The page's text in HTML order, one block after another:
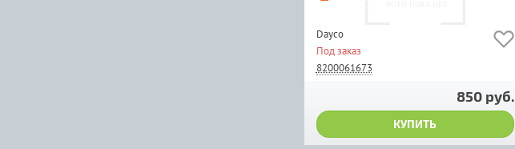
Dayco
Под заказ
8200061673
850 руб.
КУПИТЬ